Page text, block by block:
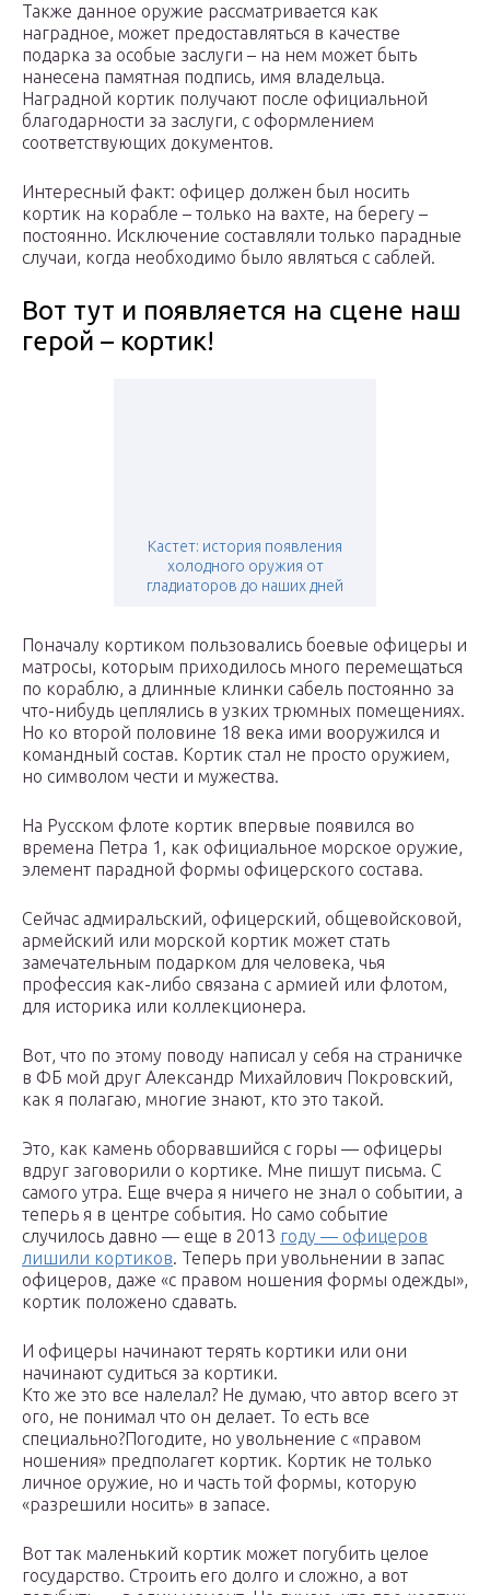
Также данное оружие рассматривается как
наградное, может предоставляться в качестве
подарка за особые заслуги – на нем может быть
нанесена памятная подпись, имя владельца.
Наградной кортик получают после официальной
благодарности за заслуги, с оформлением
соответствующих документов.
Интересный факт: офицер должен был носить
кортик на корабле – только на вахте, на берегу –
постоянно. Исключение составляли только парадные
случаи, когда необходимо было являться с саблей.
Вот тут и появляется на сцене наш
герой – кортик!
Кастет: история появления
холодного оружия от
гладиаторов до наших дней
Поначалу кортиком пользовались боевые офицеры и
матросы, которым приходилось много перемещаться
по кораблю, а длинные клинки сабель постоянно за
что-нибудь цеплялись в узких трюмных помещениях.
Но ко второй половине 18 века ими вооружился и
командный состав. Кортик стал не просто оружием,
но символом чести и мужества.
На Русском флоте кортик впервые появился во
времена Петра 1, как официальное морское оружие,
элемент парадной формы офицерского состава.
Сейчас адмиральский, офицерский, общевойсковой,
армейский или морской кортик может стать
замечательным подарком для человека, чья
профессия как-либо связана с армией или флотом,
для историка или коллекционера.
Вот, что по этому поводу написал у себя на страничке
в ФБ мой друг Александр Михайлович Покровский,
как я полагаю, многие знают, кто это такой.
Это, как камень оборвавшийся с горы — офицеры
вдруг заговорили о кортике. Мне пишут письма. С
самого утра. Еще вчера я ничего не знал о событии, а
теперь я в центре события. Но само событие
случилось давно — еще в 2013 году — офицеров
лишили кортиков. Теперь при увольнении в запас
офицеров, даже «с правом ношения формы одежды»,
кортик положено сдавать.
И офицеры начинают терять кортики или они
начинают судиться за кортики.
Кто же это все налелал? Не думаю, что автор всего эт
ого, не понимал что он делает. То есть все
специально?Погодите, но увольнение с «правом
ношения» предполагет кортик. Кортик не только
личное оружие, но и часть той формы, которую
«разрешили носить» в запасе.
Вот так маленький кортик может погубить целое
государство. Строить его долго и сложно, а вот